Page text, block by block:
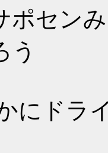
ポセン
う
にドラ